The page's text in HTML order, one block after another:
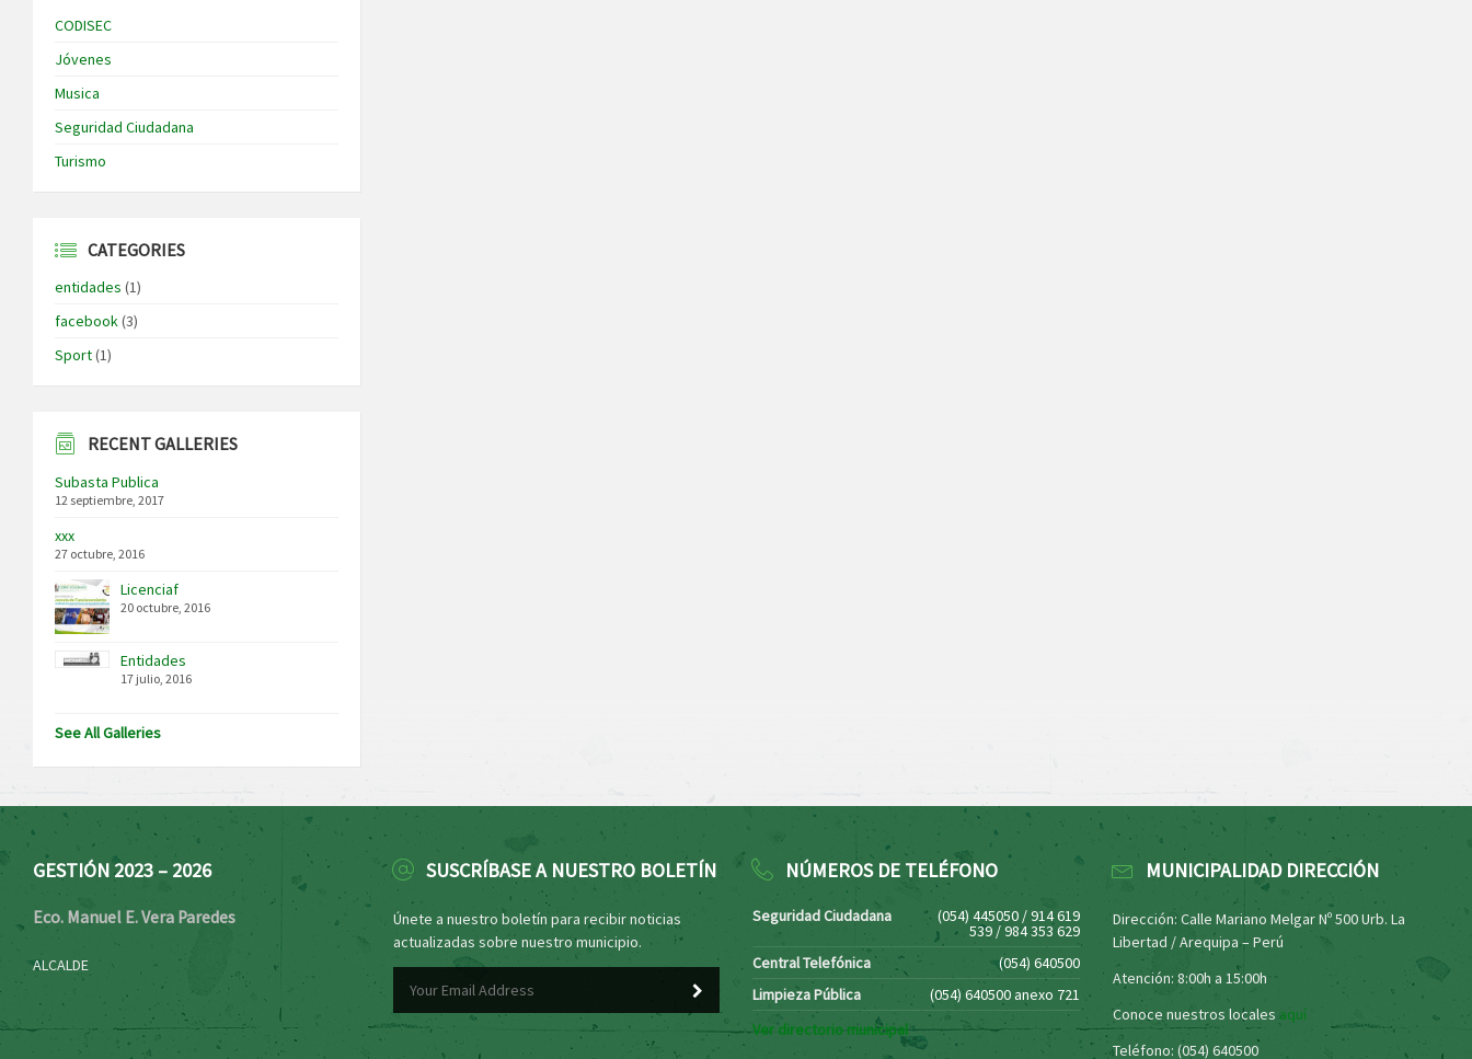
CODISEC
Jóvenes
Musica
Seguridad Ciudadana
Turismo
CATEGORIES
entidades (1)
facebook(3)
Sport(1)
RECENT GALLERIES
Subasta Publica
12 septiembre, 2017
xxx
27 octubre, 2016
Licenciaf
20 octubre, 2016
Entidades
17 julio, 2016
See All Galleries
GESTIÓN 2023 – 2026
Eco. Manuel E. Vera Paredes
ALCALDE
SUSCRÍBASE A NUESTRO BOLETÍN
Únete a nuestro boletín para recibir noticias
actualizadas sobre nuestro municipio.
NÚMEROS DE TELÉFONO
Seguridad Ciudadana (054) 445050 / 914 619
539 / 984 353 629
Central Telefónica
(054) 640500
Limpieza Pública
(054) 640500 anexo 721
Ver directorio municipal
MUNICIPALIDAD DIRECCIÓN
Dirección: Calle Mariano Melgar Nº 500 Urb. La
Libertad / Arequipa – Perú
Atención: 8:00h a 15:00h
Conoce nuestros locales aquí
Teléfono: (054) 640500